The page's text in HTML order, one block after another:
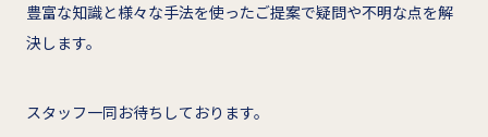
豊富な知識と様々な手法を使ったご提案で疑問や不明な点を解
決します。
スタッフ一同お待ちしております。